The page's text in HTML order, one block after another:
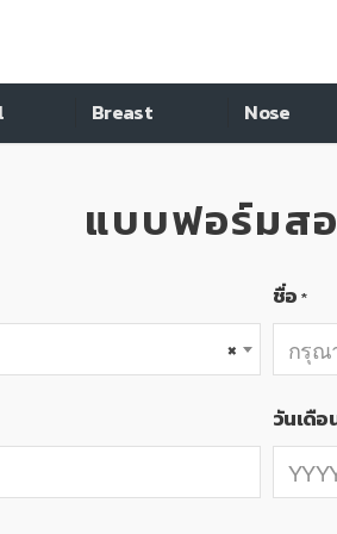
Breast Nose
แบบฟอร์มส
×
ชื่อ *
วันเดือ